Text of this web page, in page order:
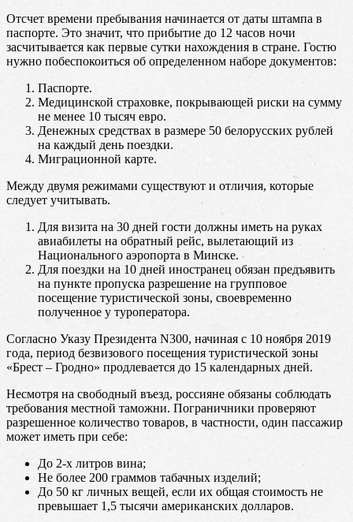
Отсчет времени пребывания начинается от даты штампа в
паспорте. Это значит, что прибытие до 12 часов ночи
засчитывается как первые сутки нахождения в стране. Гостю
нужно побеспокоиться об определенном наборе документов:
Паспорте.
Медицинской страховке, покрывающей риски на сумму
не менее 10 тысяч евро.
Денежных средствах в размере 50 белорусских рублей
на каждый день поездки.
Миграционной карте.
Между двумя режимами существуют и отличия, которые
следует учитывать.
Для визита на 30 дней гости должны иметь на руках
авиабилеты на обратный рейс, вылетающий из
Национального аэропорта в Минске.
Для поездки на 10 дней иностранец обязан предъявить
на пункте пропуска разрешение на групповое
посещение туристической зоны, своевременно
полученное у туроператора.
Согласно Указу Президента N300, начиная с 10 ноября 2019
года, период безвизового посещения туристической зоны
«Брест – Гродно» продлевается до 15 календарных дней.
Несмотря на свободный въезд, россияне обязаны соблюдать
требования местной таможни. Пограничники проверяют
разрешенное количество товаров, в частности, один пассажир
может иметь при себе:
До 2-х литров вина;
Не более 200 граммов табачных изделий;
До 50 кг личных вещей, если их общая стоимость не
превышает 1,5 тысячи американских долларов.